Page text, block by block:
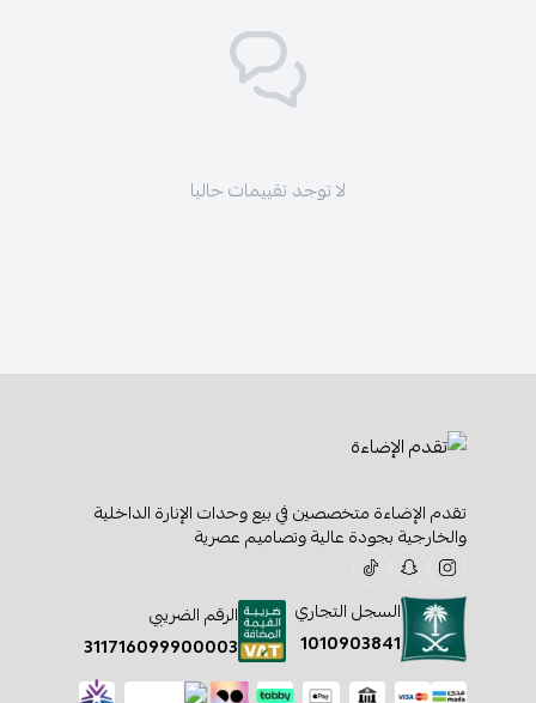
لا توجد تقييمات حاليا
تقدم الإضاءة متخصصين في بيع وحدات الإنارة الداخلية
والخارجية بجودة عالية وتصاميم عصرية
السجل التجاري
1010903841
الرقم الضريبي
311716099900003